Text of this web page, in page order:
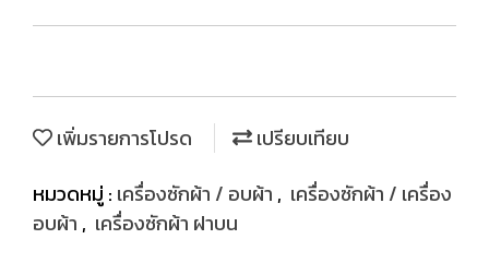
เพิ่มรายการโปรด
เปรียบเทียบ
หมวดหมู่ : เครื่องซักผ้า / อบผ้า , เครื่องซักผ้า / เครื่อง
อบผ้า , เครื่องซักผ้า ฝาบน